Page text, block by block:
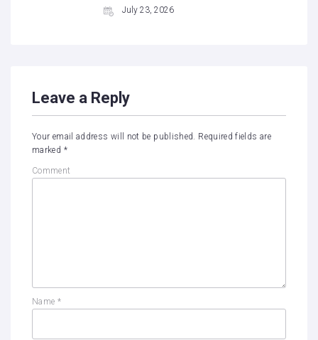
July 23, 2026
Leave a Reply
Your email address will not be published. Required fields are
marked *
Comment
Name *